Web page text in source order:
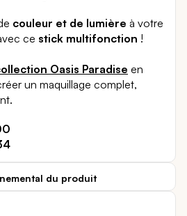
couleur et de lumière à votre
ce stick multifonction !
Oasis Paradise en
un maquillage complet,
du produit